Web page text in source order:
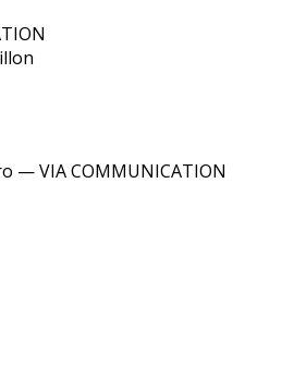
— VIA COMMUNICATION